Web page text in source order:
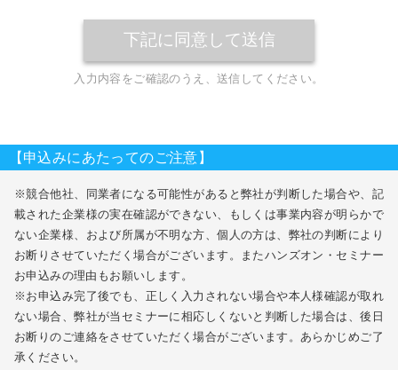
入力内容をご確認のうえ、送信してください。
【申込みにあたってのご注意】
※競合他社、同業者になる可能性があると弊社が判断した場合や、記
載された企業様の実在確認ができない、もしくは事業内容が明らかで
ない企業様、および所属が不明な方、個人の方は、弊社の判断により
お断りさせていただく場合がございます。またハンズオン・セミナー
お申込みの理由もお願いします。
※お申込み完了後でも、正しく入力されない場合や本人様確認が取れ
ない場合、弊社が当セミナーに相応しくないと判断した場合は、後日
お断りのご連絡をさせていただく場合がございます。あらかじめご了
承ください。